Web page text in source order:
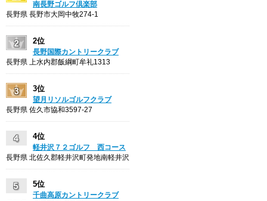
南長野ゴルフ倶楽部
長野県 長野市大岡中牧274-1
2位
長野国際カントリークラブ
長野県 上水内郡飯綱町牟礼1313
3位
望月リソルゴルフクラブ
長野県 佐久市協和3597-27
4位
軽井沢７２ゴルフ 西コース
長野県 北佐久郡軽井沢町発地南軽井沢
5位
千曲高原カントリークラブ